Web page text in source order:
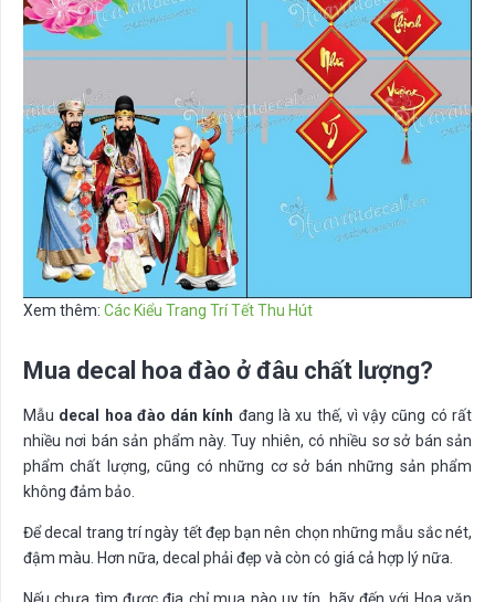
Xem thêm: Các Kiểu Trang Trí Tết Thu Hút
Mua decal hoa đào ở đâu chất lượng?
Mẫu decal hoa đào dán kính đang là xu thế, vì vậy cũng có rất
nhiều nơi bán sản phẩm này. Tuy nhiên, có nhiều sơ sở bán sản
phẩm chất lượng, cũng có những cơ sở bán những sản phẩm
không đảm bảo.
Để decal trang trí ngày tết đẹp bạn nên chọn những mẫu sắc nét,
đậm màu. Hơn nữa, decal phải đẹp và còn có giá cả hợp lý nữa.